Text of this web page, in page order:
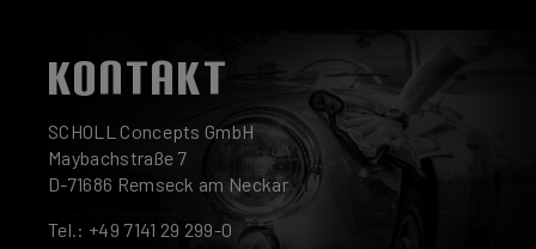
KONTAKT
SCHOLL Concepts GmbH
Maybachstraße 7
D-71686 Remseck am Neckar
Tel.: +49 7141 29 299-0